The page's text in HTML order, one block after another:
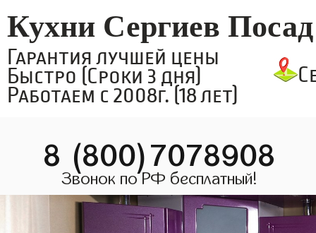
Кухни Сергиев Посад
Гарантия лучшей цены
Быстро (Сроки 3 дня)
Работаем с 2008г. (18 лет)
8 (800)7078908
Звонок по РФ бесплатный!